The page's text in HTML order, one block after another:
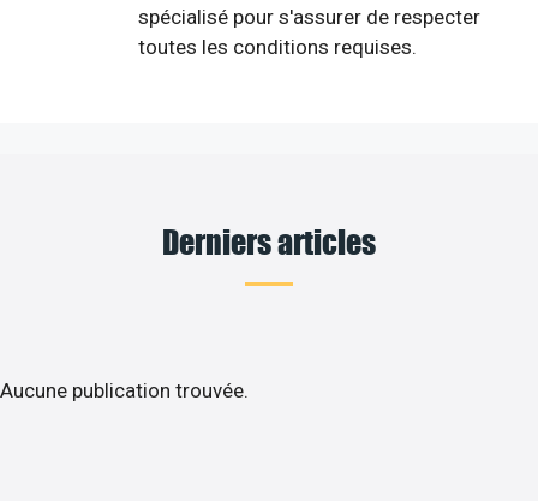
spécialisé pour s'assurer de respecter
toutes les conditions requises.
Derniers articles
Aucune publication trouvée.